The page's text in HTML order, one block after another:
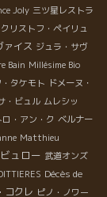
Joly 三ツ星レストラ
リストフ・ペイリュ
ァイス ジュラ・サヴ
Bain Millésime Bio
タケモト ドメーヌ・
・ビュル ムレシッ
ロ・アン・ク ベルナー
Matthieu
ュロー 武道オンズ
Décès de
コクレ ピノ・ノワー